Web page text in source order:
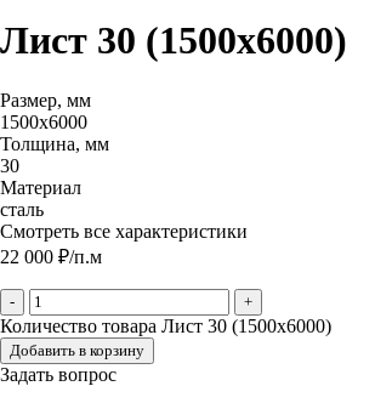
Лист 30 (1500х6000)
Размер, мм
1500х6000
Толщина, мм
30
Материал
сталь
Смотреть все характеристики
22 000 ₽/п.м
- +
Количество товара Лист 30 (1500х6000)
Добавить в корзину
Задать вопрос